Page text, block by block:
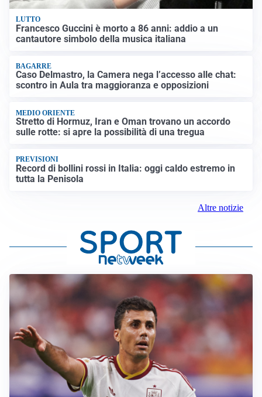
LUTTO
Francesco Guccini è morto a 86 anni: addio a un
cantautore simbolo della musica italiana
BAGARRE
Caso Delmastro, la Camera nega l’accesso alle chat:
scontro in Aula tra maggioranza e opposizioni
MEDIO ORIENTE
Stretto di Hormuz, Iran e Oman trovano un accordo
sulle rotte: si apre la possibilità di una tregua
PREVISIONI
Record di bollini rossi in Italia: oggi caldo estremo in
tutta la Penisola
Altre notizie